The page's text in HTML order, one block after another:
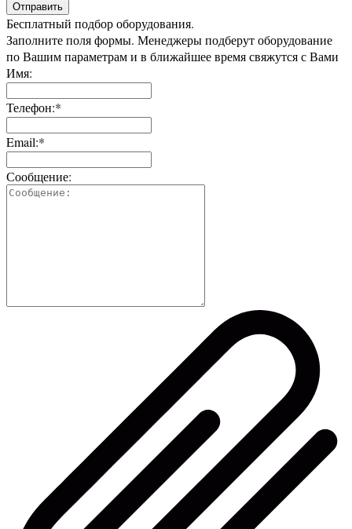
Отправить
Бесплатный подбор оборудования.
Заполните поля формы. Менеджеры подберут оборудование
по Вашим параметрам и в ближайшее время свяжутся с Вами
Имя:
Телефон:*
Email:*
Сообщение: